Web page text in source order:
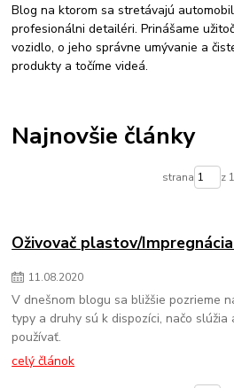
aplikacia ochrany
sealant sonax
Blog na ktorom sa stretávajú
profesionálni detailéri. Prinášame
vozidlo, o jeho správne umývanie a
produkty a točíme videá.
Najnovšie články
strana z 1
Oživovač plastov/
11.08.2020
V dnešnom blogu sa bližšie pozrieme
typy a druhy sú k dispozíci, načo slúžia
používať.
celý článok